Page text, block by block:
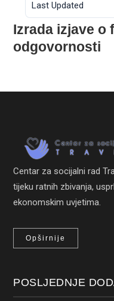
Last Updated
Izrada izjave o
odgovornosti
Centar za socijalni rad
tijeku ratnih zbivanja,
ekonomskim uvjetima.
Opširnije
POSLJEDNJE